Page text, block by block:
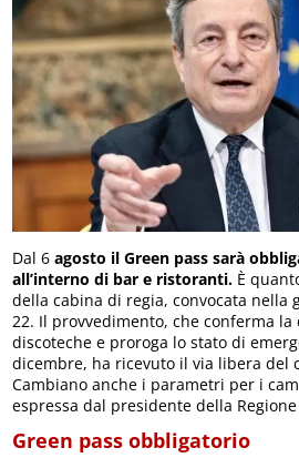
Dal 6 agosto il Green pass sarà
all’interno di bar e ristoranti. È
della cabina di regia, convocata nella
22. Il provvedimento, che conferma
discoteche e proroga lo stato di
dicembre, ha ricevuto il via libera del
Cambiano anche i parametri per i
espressa dal presidente della Regione
Green pass obbligatorio